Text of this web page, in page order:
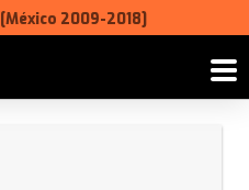
[México 2009-2018]